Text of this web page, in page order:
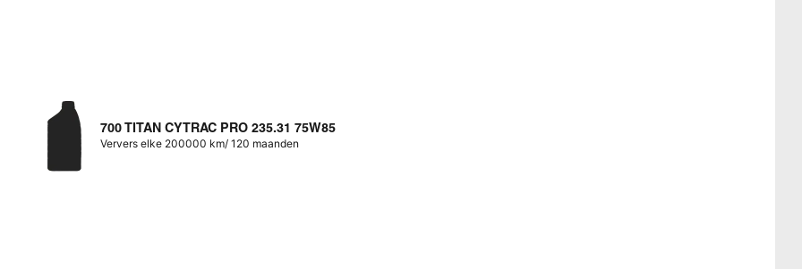
700 TITAN CYTRAC PRO 235.31 75W85
Ververs elke 200000 km/ 120 maanden